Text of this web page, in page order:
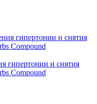
гипертонии и снятия
Compound